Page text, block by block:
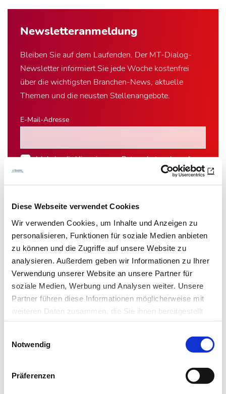
Diese Webseite verwendet Cookies
Wir verwenden Cookies, um Inhalte und Anzeigen zu
personalisieren, Funktionen für soziale Medien anbieten
zu können und die Zugriffe auf unsere Website zu
analysieren. Außerdem geben wir Informationen zu Ihrer
Verwendung unserer Website an unsere Partner für
soziale Medien, Werbung und Analysen weiter. Unsere
Partner führen diese Informationen möglicherweise mit
weiteren Daten zusammen, die Sie ihnen bereitgestellt
haben oder die sie im Rahmen Ihrer Nutzung der Dienste
Notwendig
Präferenzen
Newsletter­anmeldung
Bleiben Sie auf dem Laufenden. Der MT-Dialog-
Newsletter informiert Sie jede Woche kostenfrei
über die wichtigsten Branchen-News, aktuelle
Themen und die neusten Stellenangebote.
E-Mail-Adresse
Ich habe die Hinweise zumDatenschutzgelesen.*
Newsletter abonnieren
* Pflichtfeld
Das könnte Sie auch interessieren: